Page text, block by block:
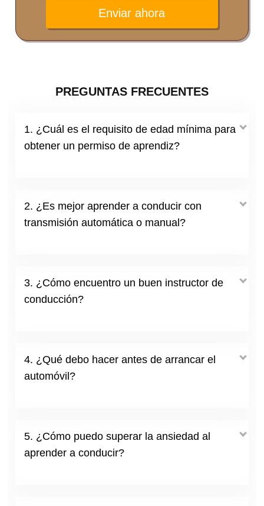
Enviar ahora
PREGUNTAS FRECUENTES
1. ¿Cuál es el requisito de edad mínima para
obtener un permiso de aprendiz?
2. ¿Es mejor aprender a conducir con
transmisión automática o manual?
3. ¿Cómo encuentro un buen instructor de
conducción?
4. ¿Qué debo hacer antes de arrancar el
automóvil?
5. ¿Cómo puedo superar la ansiedad al
aprender a conducir?